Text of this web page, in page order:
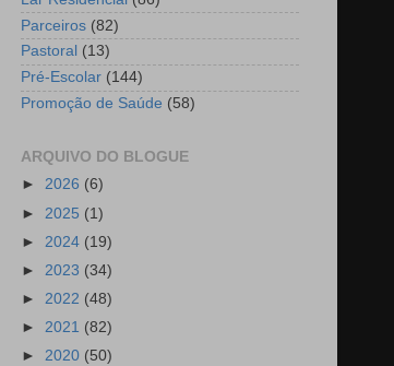
Parceiros (82)
Pastoral (13)
Pré-Escolar (144)
Promoção de Saúde (58)
ARQUIVO DO BLOGUE
► 2026 (6)
► 2025 (1)
► 2024 (19)
► 2023 (34)
► 2022 (48)
► 2021 (82)
► 2020 (50)